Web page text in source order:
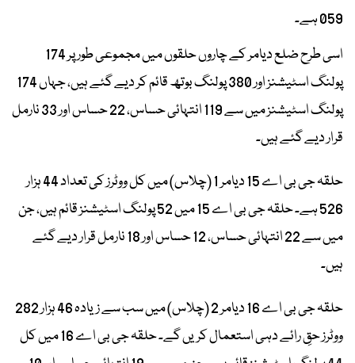
059 ہے۔
اسی طرح ضلع دیامر کے چاروں حلقوں میں مجموعی طور پر 174
پولنگ اسٹیشنز اور 380 پولنگ بوتھ قائم کر دیے گئے ہیں، جہاں 174
پولنگ اسٹیشنز میں سے 119 انتہائی حساس، 22 حساس اور 33 نارمل
قرار دیے گئے ہیں۔
حلقہ جی بی اے 15 دیامر 1 (چلاس) میں کل ووٹرز کی تعداد 44 ہزار
526 ہے۔ حلقہ جی بی اے 15 میں 52 پولنگ اسٹیشنز قائم ہیں، جن
میں سے 22 انتہائی حساس، 12 حساس اور 18 نارمل قرار دیے گئے
ہیں۔
حلقہ جی بی اے 16 دیامر 2 (چلاس) میں سب سے زیادہ 46 ہزار 282
ووٹرز حقِ رائے دہی استعمال کریں گے۔ حلقہ جی بی اے 16 میں کل